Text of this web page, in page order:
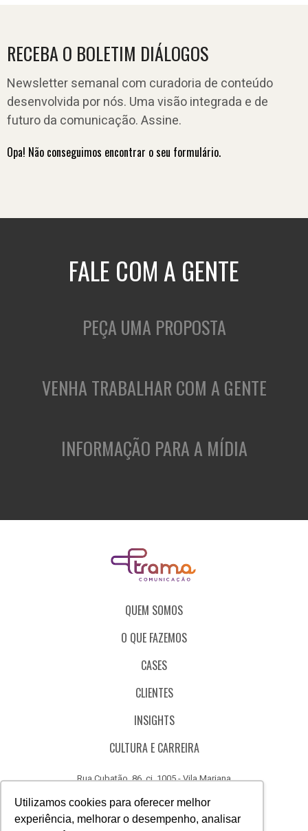
Utilizamos cookies para oferecer melhor
experiência, melhorar o desempenho, analisar
RECEBA O BOLETIM DIÁLOGOS
Newsletter semanal com curadoria de conteúdo
desenvolvida por nós. Uma visão integrada e de
futuro da comunicação. Assine.
Opa! Não conseguimos encontrar o seu formulário.
FALE COM A GENTE
PEÇA UMA PROPOSTA
VENHA TRABALHAR COM A GENTE
INFORMAÇÃO PARA A MÍDIA
QUEM SOMOS
O QUE FAZEMOS
CASES
CLIENTES
INSIGHTS
CULTURA E CARREIRA
Rua Cubatão, 86, cj. 1005 - Vila Mariana
CÓDIGO DE ÉTICA